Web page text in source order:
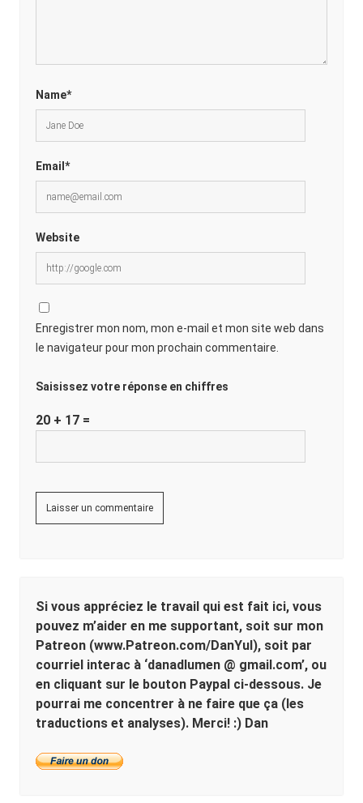
Name*
Email*
Website
Enregistrer mon nom, mon e-mail et mon site web dans
le navigateur pour mon prochain commentaire.
Saisissez votre réponse en chiffres
20 + 17 =
Si vous appréciez le travail qui est fait ici, vous
pouvez m’aider en me supportant, soit sur mon
Patreon (www.Patreon.com/DanYul), soit par
courriel interac à ‘danadlumen @ gmail.com’, ou
en cliquant sur le bouton Paypal ci-dessous. Je
pourrai me concentrer à ne faire que ça (les
traductions et analyses). Merci! :) Dan